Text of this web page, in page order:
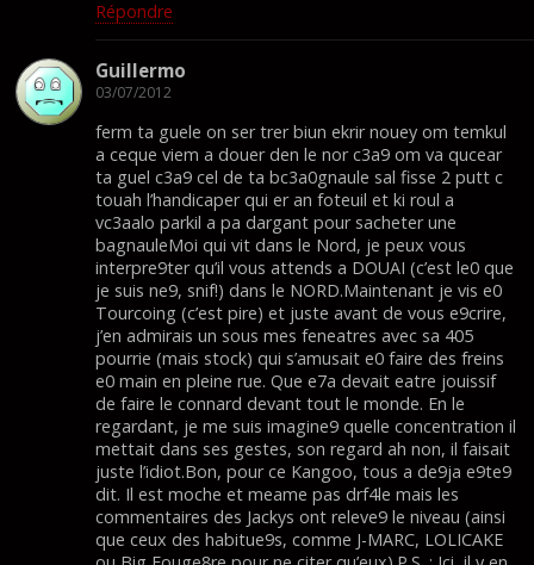
Répondre
Guillermo
03/07/2012
ferm ta guele on ser trer biun ekrir nouey om temkul
a ceque viem a douer den le nor c3a9 om va qucear
ta guel c3a9 cel de ta bc3a0gnaule sal fisse 2 putt c
touah l’handicaper qui er an foteuil et ki roul a
vc3aalo parkil a pa dargant pour sacheter une
bagnauleMoi qui vit dans le Nord, je peux vous
interpre9ter qu’il vous attends a DOUAI (c’est le0 que
je suis ne9, snif!) dans le NORD.Maintenant je vis e0
Tourcoing (c’est pire) et juste avant de vous e9crire,
j’en admirais un sous mes feneatres avec sa 405
pourrie (mais stock) qui s’amusait e0 faire des freins
e0 main en pleine rue. Que e7a devait eatre jouissif
de faire le connard devant tout le monde. En le
regardant, je me suis imagine9 quelle concentration il
mettait dans ses gestes, son regard ah non, il faisait
juste l’idiot.Bon, pour ce Kangoo, tous a de9ja e9te9
dit. Il est moche et meame pas drf4le mais les
commentaires des Jackys ont releve9 le niveau (ainsi
que ceux des habitue9s, comme J-MARC, LOLICAKE